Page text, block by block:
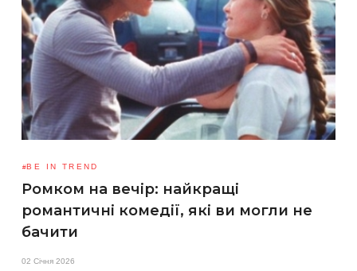
BE IN TREND
Ромком на вечір: найкращі
романтичні комедії, які ви могли не
бачити
02 Січня 2026